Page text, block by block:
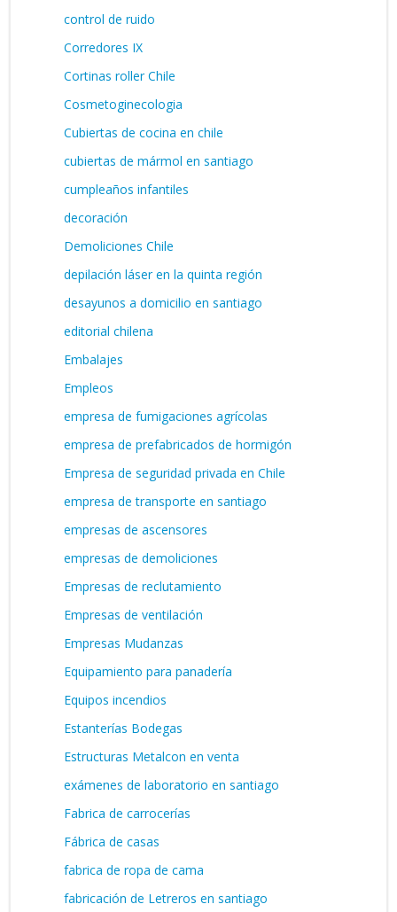
control de ruido
Corredores IX
Cortinas roller Chile
Cosmetoginecologia
Cubiertas de cocina en chile
cubiertas de mármol en santiago
cumpleaños infantiles
decoración
Demoliciones Chile
depilación láser en la quinta región
desayunos a domicilio en santiago
editorial chilena
Embalajes
Empleos
empresa de fumigaciones agrícolas
empresa de prefabricados de hormigón
Empresa de seguridad privada en Chile
empresa de transporte en santiago
empresas de ascensores
empresas de demoliciones
Empresas de reclutamiento
Empresas de ventilación
Empresas Mudanzas
Equipamiento para panadería
Equipos incendios
Estanterías Bodegas
Estructuras Metalcon en venta
exámenes de laboratorio en santiago
Fabrica de carrocerías
Fábrica de casas
fabrica de ropa de cama
fabricación de Letreros en santiago